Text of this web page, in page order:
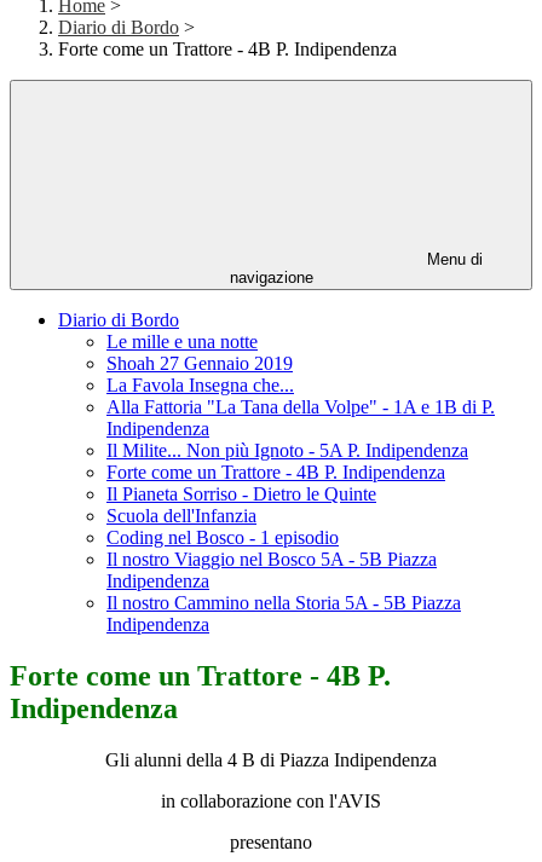
Home >
Diario di Bordo >
Forte come un Trattore - 4B P. Indipendenza
Menu di
navigazione
Diario di Bordo
Le mille e una notte
Shoah 27 Gennaio 2019
La Favola Insegna che...
Alla Fattoria "La Tana della Volpe" - 1A e 1B di P.
Indipendenza
Il Milite... Non più Ignoto - 5A P. Indipendenza
Forte come un Trattore - 4B P. Indipendenza
Il Pianeta Sorriso - Dietro le Quinte
Scuola dell'Infanzia
Coding nel Bosco - 1 episodio
Il nostro Viaggio nel Bosco 5A - 5B Piazza
Indipendenza
Il nostro Cammino nella Storia 5A - 5B Piazza
Indipendenza
Forte come un Trattore - 4B P.
Indipendenza
Gli alunni della 4 B di Piazza Indipendenza
in collaborazione con l'AVIS
presentano